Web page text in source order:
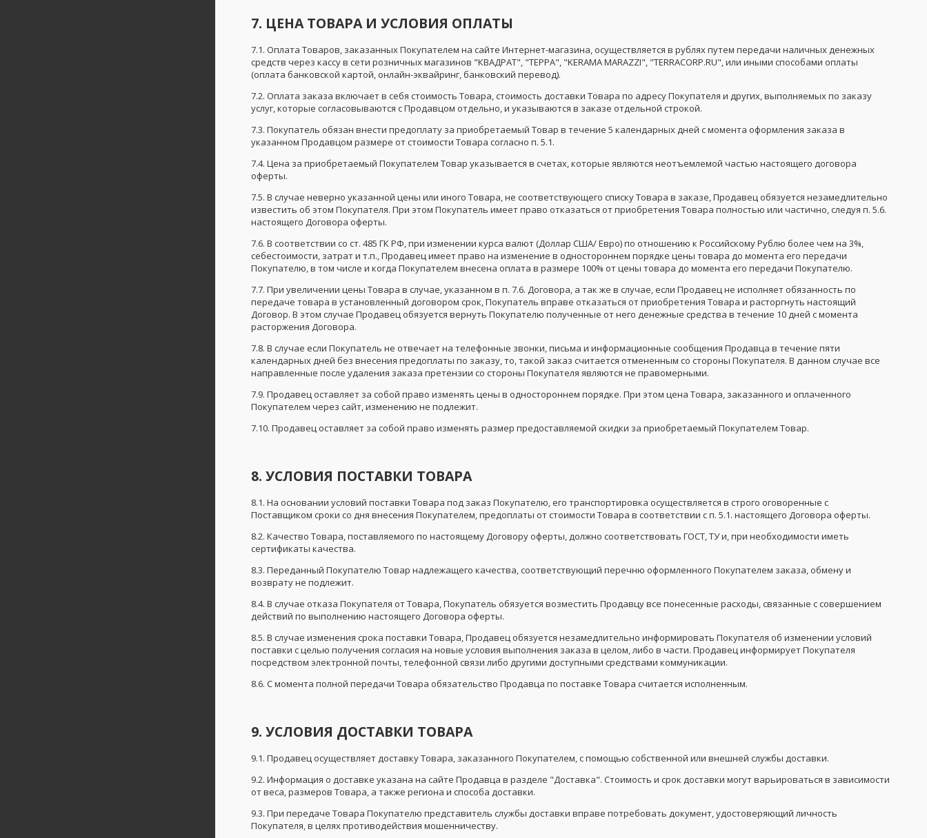
7. ЦЕНА ТОВАРА И УСЛОВИЯ ОПЛАТЫ
7.1. Оплата Товаров, заказанных Покупателем на сайте Интернет-магазина, осуществляется в рублях путем передачи наличных денежных
средств через кассу в сети розничных магазинов "КВАДРАТ", "ТЕРРА", "KERAMA MARAZZI", "TERRACORP.RU", или иными способами оплаты
(оплата банковской картой, онлайн-эквайринг, банковский перевод).
7.2. Оплата заказа включает в себя стоимость Товара, стоимость доставки Товара по адресу Покупателя и других, выполняемых по заказу
услуг, которые согласовываются с Продавцом отдельно, и указываются в заказе отдельной строкой.
7.3. Покупатель обязан внести предоплату за приобретаемый Товар в течение 5 календарных дней с момента оформления заказа в
указанном Продавцом размере от стоимости Товара согласно п. 5.1.
7.4. Цена за приобретаемый Покупателем Товар указывается в счетах, которые являются неотъемлемой частью настоящего договора
оферты.
7.5. В случае неверно указанной цены или иного Товара, не соответствующего списку Товара в заказе, Продавец обязуется незамедлительно
известить об этом Покупателя. При этом Покупатель имеет право отказаться от приобретения Товара полностью или частично, следуя п. 5.6.
настоящего Договора оферты.
7.6. В соответствии со ст. 485 ГК РФ, при изменении курса валют (Доллар США/ Евро) по отношению к Российскому Рублю более чем на 3%,
себестоимости, затрат и т.п., Продавец имеет право на изменение в одностороннем порядке цены товара до момента его передачи
Покупателю, в том числе и когда Покупателем внесена оплата в размере 100% от цены товара до момента его передачи Покупателю.
7.7. При увеличении цены Товара в случае, указанном в п. 7.6. Договора, а так же в случае, если Продавец не исполняет обязанность по
передаче товара в установленный договором срок, Покупатель вправе отказаться от приобретения Товара и расторгнуть настоящий
Договор. В этом случае Продавец обязуется вернуть Покупателю полученные от него денежные средства в течение 10 дней с момента
расторжения Договора.
7.8. В случае если Покупатель не отвечает на телефонные звонки, письма и информационные сообщения Продавца в течение пяти
календарных дней без внесения предоплаты по заказу, то, такой заказ считается отмененным со стороны Покупателя. В данном случае все
направленные после удаления заказа претензии со стороны Покупателя являются не правомерными.
7.9. Продавец оставляет за собой право изменять цены в одностороннем порядке. При этом цена Товара, заказанного и оплаченного
Покупателем через сайт, изменению не подлежит.
7.10. Продавец оставляет за собой право изменять размер предоставляемой скидки за приобретаемый Покупателем Товар.
8. УСЛОВИЯ ПОСТАВКИ ТОВАРА
8.1. На основании условий поставки Товара под заказ Покупателю, его транспортировка осуществляется в строго оговоренные с
Поставщиком сроки со дня внесения Покупателем, предоплаты от стоимости Товара в соответствии с п. 5.1. настоящего Договора оферты.
8.2. Качество Товара, поставляемого по настоящему Договору оферты, должно соответствовать ГОСТ, ТУ и, при необходимости иметь
сертификаты качества.
8.3. Переданный Покупателю Товар надлежащего качества, соответствующий перечню оформленного Покупателем заказа, обмену и
возврату не подлежит.
8.4. В случае отказа Покупателя от Товара, Покупатель обязуется возместить Продавцу все понесенные расходы, связанные с совершением
действий по выполнению настоящего Договора оферты.
8.5. В случае изменения срока поставки Товара, Продавец обязуется незамедлительно информировать Покупателя об изменении условий
поставки с целью получения согласия на новые условия выполнения заказа в целом, либо в части. Продавец информирует Покупателя
посредством электронной почты, телефонной связи либо другими доступными средствами коммуникации.
8.6. С момента полной передачи Товара обязательство Продавца по поставке Товара считается исполненным.
9. УСЛОВИЯ ДОСТАВКИ ТОВАРА
9.1. Продавец осуществляет доставку Товара, заказанного Покупателем, с помощью собственной или внешней службы доставки.
9.2. Информация о доставке указана на сайте Продавца в разделе "Доставка". Стоимость и срок доставки могут варьироваться в зависимости
от веса, размеров Товара, а также региона и способа доставки.
9.3. При передаче Товара Покупателю представитель службы доставки вправе потребовать документ, удостоверяющий личность
Покупателя, в целях противодействия мошенничеству.